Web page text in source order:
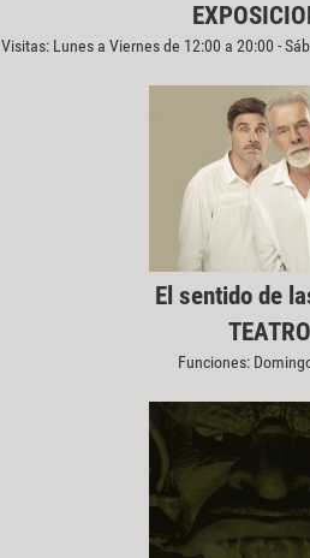
Visitas: Lunes a Viernes de 12:00 a 20:00 -
El sentido de
TEATRO
Funciones: